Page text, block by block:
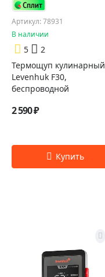
Артикул: 78931
В наличии
5
2
Термощуп кулинарный
Levenhuk F30,
беспроводной
2 590 ₽